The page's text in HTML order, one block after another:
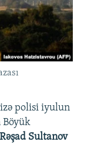
polisi iyulun
Böyük
Rəşad Sultanov